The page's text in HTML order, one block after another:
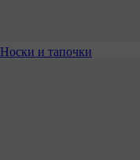
Носки и тапочки